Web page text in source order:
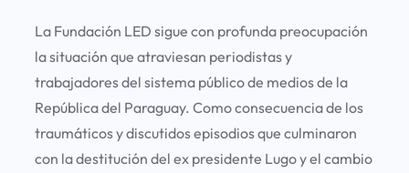
c
o
n
l
a
d
La Fundación LED sigue con profunda preocupación
la situación que atraviesan periodistas y
trabajadores del sistema público de medios de la
República del Paraguay. Como consecuencia de los
traumáticos y discutidos episodios que culminaron
con la destitución del ex presidente Lugo y el cambio